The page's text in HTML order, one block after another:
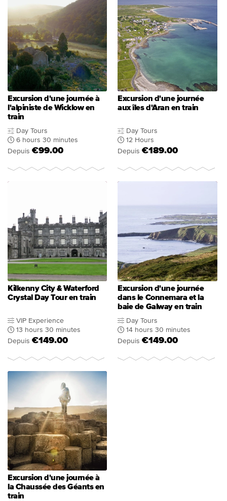
Excursion d'une journée à
l'alpiniste de Wicklow en
train
Day Tours
6 hours 30 minutes
Depuis €99.00
Excursion d'une journée
aux îles d'Aran en train
Day Tours
12 Hours
Depuis €189.00
Kilkenny City & Waterford
Crystal Day Tour en train
VIP Experience
13 hours 30 minutes
Depuis €149.00
Excursion d'une journée
dans le Connemara et la
baie de Galway en train
Day Tours
14 hours 30 minutes
Depuis €149.00
Excursion d'une journée à
la Chaussée des Géants en
train